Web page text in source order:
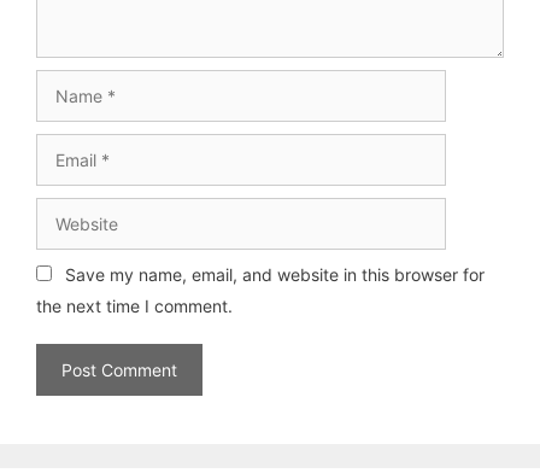
Save my name, email, and website in this browser for
the next time I comment.